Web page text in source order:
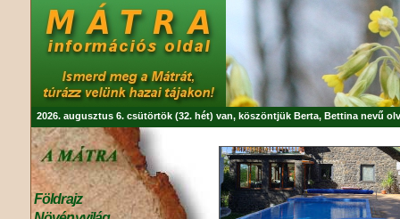
2026. augusztus 6. csütörtök (32. hét) van, köszöntjük Berta, Bettina nevű
Földrajz